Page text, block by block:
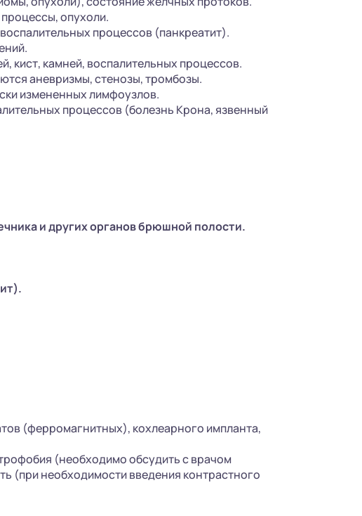
опухоли.
процессов (панкреатит).
кист, камней, воспалительных процессов.
аневризмы, стенозы, тромбозы.
измененных лимфоузлов.
процессов (болезнь Крона, язвенный
и других органов брюшной полости.
(ферромагнитных), кохлеарного импланта,
(необходимо обсудить с врачом
(при необходимости введения контрастного